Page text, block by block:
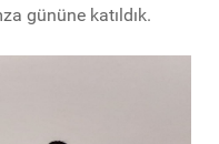
gününe katıldık.